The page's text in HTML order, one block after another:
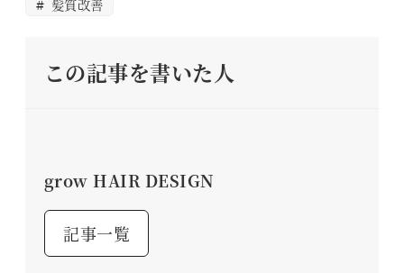
髪質改善
この記事を書いた人
grow HAIR DESIGN
記事一覧